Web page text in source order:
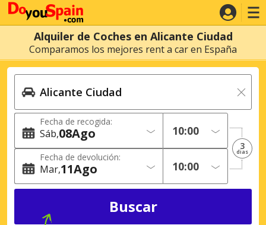
Alquiler de Coches en Alicante Ciudad
Comparamos los mejores rent a car en España
Fecha de recogida:
Sáb 08Ago
Fecha de devolución:
Mar 11Ago
3
dias